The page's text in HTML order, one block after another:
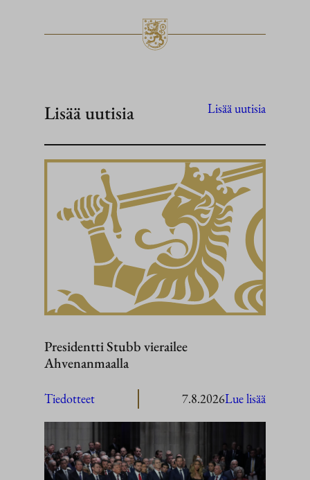
Lisää uutisia Lisää uutisia
Presidentti Stubb vierailee
Ahvenanmaalla
Tiedotteet 7.8.2026Lue lisää
vierailee